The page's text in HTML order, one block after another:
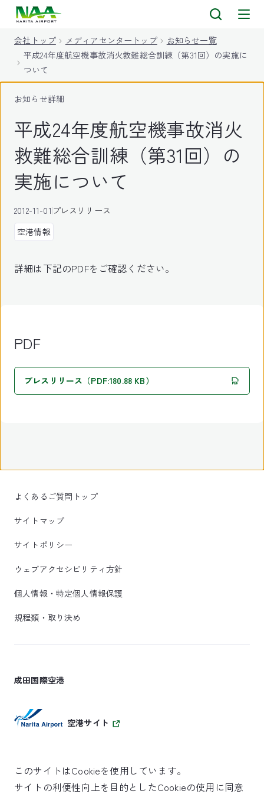
会社トップ メディアセンタートップ
お知らせ一覧
平成24年度航空機事故消火救難総合訓練（第31回）の実施に
ついて
お知らせ詳細
平成24年度航空機事故消火
救難総合訓練（第31回）の
実施について
2012-11-01プレスリリース
空港情報
詳細は下記のPDFをご確認ください。
PDF
プレスリリース（PDF:180.88 KB）
よくあるご質問トップ
サイトマップ
サイトポリシー
ウェブアクセシビリティ方針
個人情報・特定個人情報保護
規程類・取り決め
成田国際空港
空港サイト
このサイトはCookieを使用しています。
サイトの利便性向上を目的としたCookieの使用に同意